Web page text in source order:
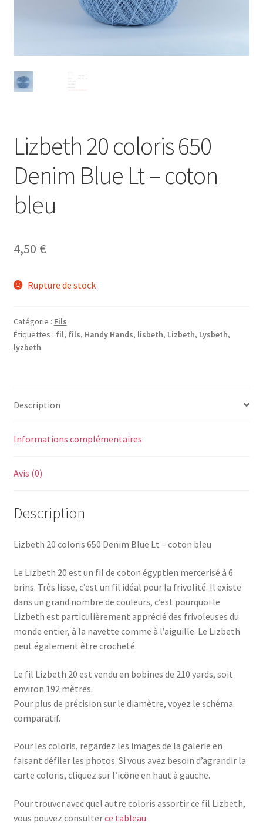
Lizbeth 20 coloris 650
Denim Blue Lt – coton
bleu
4,50 €
Rupture de stock
Catégorie : Fils
Étiquettes : fil, fils, Handy Hands, lisbeth, Lizbeth, Lysbeth,
lyzbeth
Description
Informations complémentaires
Avis (0)
Description
Lizbeth 20 coloris 650 Denim Blue Lt – coton bleu
Le Lizbeth 20 est un fil de coton égyptien mercerisé à 6
brins. Très lisse, c’est un fil idéal pour la frivolité. Il existe
dans un grand nombre de couleurs, c’est pourquoi le
Lizbeth est particulièrement apprécié des frivoleuses du
monde entier, à la navette comme à l’aiguille. Le Lizbeth
peut également être crocheté.
Le fil Lizbeth 20 est vendu en bobines de 210 yards, soit
environ 192 mètres.
Pour plus de précision sur le diamètre, voyez le schéma
comparatif.
Pour les coloris, regardez les images de la galerie en
faisant défiler les photos. Si vous avez besoin d’agrandir la
carte coloris, cliquez sur l’icône en haut à gauche.
Pour trouver avec quel autre coloris assortir ce fil Lizbeth,
vous pouvez consulterce tableau.